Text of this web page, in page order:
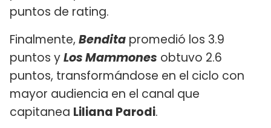
puntos de rating.
Finalmente, Bendita promedió los 3.9
puntos yLos Mammones obtuvo 2.6
puntos, transformándose en el ciclo con
mayor audiencia en el canal que
capitanea Liliana Parodi.